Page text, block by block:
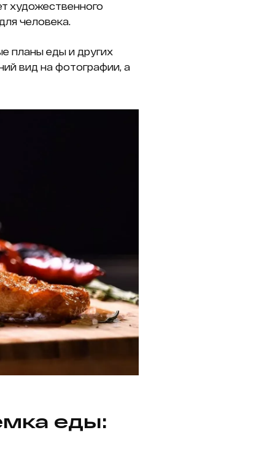
художественного
человека.
планы еды и других
вид на фотографии, а
еды: